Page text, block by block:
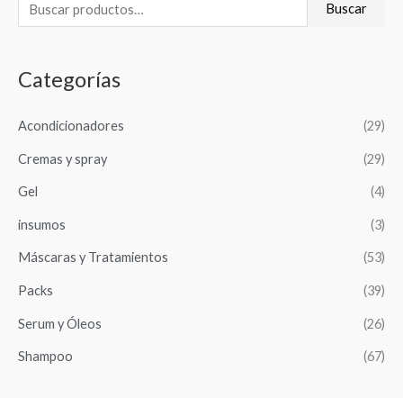
u
c
r
p
o
Buscar
Categorías
Acondicionadores (29)
Cremas y spray (29)
Gel (4)
insumos (3)
Máscaras y Tratamientos (53)
Packs (39)
Serum y Óleos (26)
Shampoo (67)